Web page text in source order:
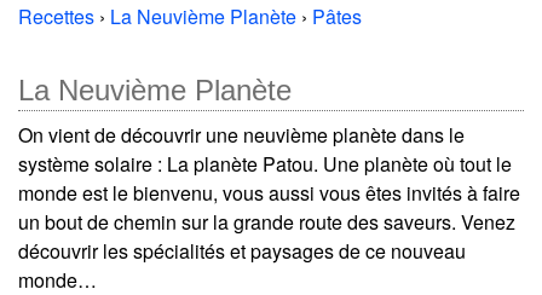
Recettes › La Neuvième Planète › Pâtes
La Neuvième Planète
On vient de découvrir une neuvième planète dans le
système solaire : La planète Patou. Une planète où tout le
monde est le bienvenu, vous aussi vous êtes invités à faire
un bout de chemin sur la grande route des saveurs. Venez
découvrir les spécialités et paysages de ce nouveau
monde…